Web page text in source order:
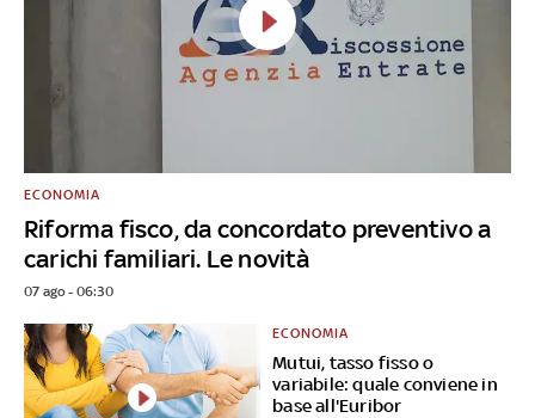
Riforma fisco, da concordato preventivo a
carichi familiari. Le novità
ECONOMIA
07 ago - 06:30
Mutui, tasso fisso o
variabile: quale conviene in
base all'Euribor
ECONOMIA